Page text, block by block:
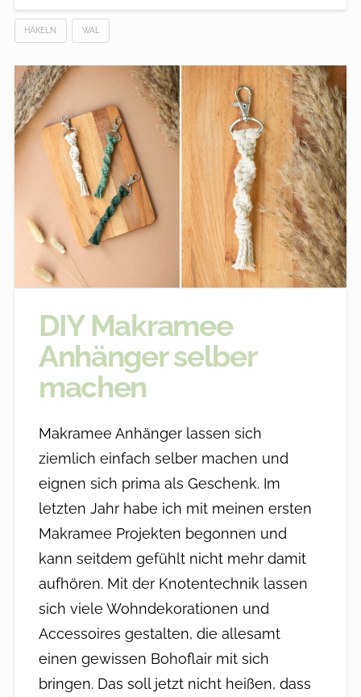
HÄKELN WAL
DIY Makramee
Anhänger selber
machen
Makramee Anhänger lassen sich
ziemlich einfach selber machen und
eignen sich prima als Geschenk. Im
letzten Jahr habe ich mit meinen ersten
Makramee Projekten begonnen und
kann seitdem gefühlt nicht mehr damit
aufhören. Mit der Knotentechnik lassen
sich viele Wohndekorationen und
Accessoires gestalten, die allesamt
einen gewissen Bohoflair mit sich
bringen. Das soll jetzt nicht heißen, dass